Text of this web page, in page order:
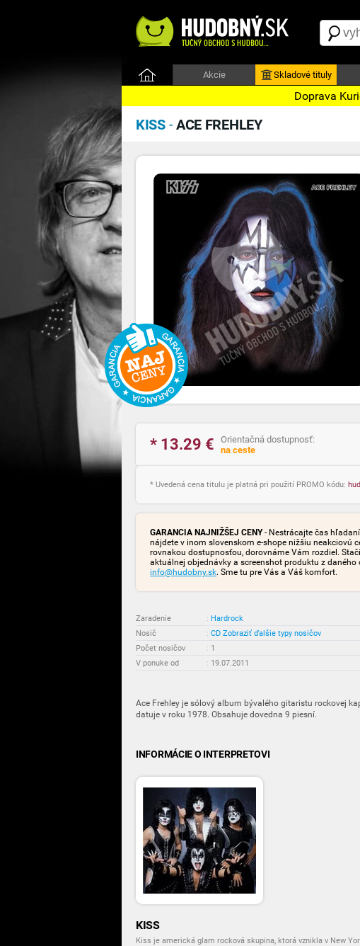
Akcie Skladové tituly
Doprava
KISS-ACE FREHLEY
* 13.29 €
Orientačná dostupnosť:
na ceste
* Uvedená cena titulu je platná pri použití PROMO kódu:
GARANCIA NAJNIŽŠEJ CENY- Nestrácajte čas
nájdete v inom slovenskom e-shope nižšiu neakciovú
rovnakou dostupnosťou, dorovnáme Vám rozdiel.
aktuálnej objednávky a screenshot produktu z daného
info@hudobny.sk. Sme tu pre Vás a Váš komfort.
Zaradenie : Hardrock
Nosič
: CD Zobraziť ďalšie typy nosičov
Počet nosičov
: 1
V ponuke od
: 19.07.2011
Ace Frehley je sólový album bývalého gitaristu rockovej
datuje v roku 1978. Obsahuje dovedna 9 piesní.
INFORMÁCIE O INTERPRETOVI
KISS
Kiss je americká glam rocková skupina, ktorá vznikla v New